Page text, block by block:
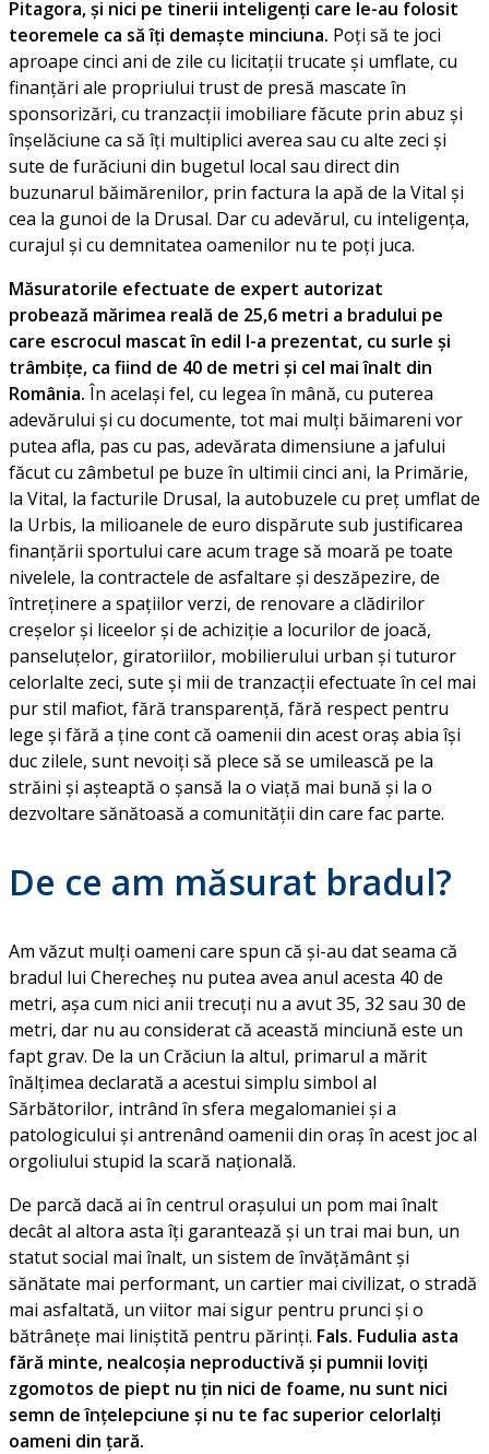
Pitagora, și nici pe tinerii inteligenți care le-au folosit
teoremele ca să îți demaște minciuna. Poți să te joci
aproape cinci ani de zile cu licitații trucate și umflate, cu
finanțări ale propriului trust de presă mascate în
sponsorizări, cu tranzacții imobiliare făcute prin abuz și
înșelăciune ca să îți multiplici averea sau cu alte zeci și
sute de furăciuni din bugetul local sau direct din
buzunarul băimărenilor, prin factura la apă de la Vital și
cea la gunoi de la Drusal. Dar cu adevărul, cu inteligența,
curajul și cu demnitatea oamenilor nu te poți juca.
Măsuratorile efectuate de expert autorizat
probează mărimea reală de 25,6 metri a bradului pe
care escrocul mascat în edil l-a prezentat, cu surle și
trâmbițe, ca fiind de 40 de metri și cel mai înalt din
România. În același fel, cu legea în mână, cu puterea
adevărului și cu documente, tot mai mulți băimareni vor
putea afla, pas cu pas, adevărata dimensiune a jafului
făcut cu zâmbetul pe buze în ultimii cinci ani, la Primărie,
la Vital, la facturile Drusal, la autobuzele cu preț umflat de
la Urbis, la milioanele de euro dispărute sub justificarea
finanțării sportului care acum trage să moară pe toate
nivelele, la contractele de asfaltare și deszăpezire, de
întreținere a spațiilor verzi, de renovare a clădirilor
creșelor și liceelor și de achiziție a locurilor de joacă,
panseluțelor, giratoriilor, mobilierului urban și tuturor
celorlalte zeci, sute și mii de tranzacții efectuate în cel mai
pur stil mafiot, fără transparență, fără respect pentru
lege și fără a ține cont că oamenii din acest oraș abia își
duc zilele, sunt nevoiți să plece să se umilească pe la
străini și așteaptă o șansă la o viață mai bună și la o
dezvoltare sănătoasă a comunității din care fac parte.
De ce am măsurat bradul?
Am văzut mulți oameni care spun că și-au dat seama că
bradul lui Cherecheș nu putea avea anul acesta 40 de
metri, așa cum nici anii trecuți nu a avut 35, 32 sau 30 de
metri, dar nu au considerat că această minciună este un
fapt grav. De la un Crăciun la altul, primarul a mărit
înălțimea declarată a acestui simplu simbol al
Sărbătorilor, intrând în sfera megalomaniei și a
patologicului și antrenând oamenii din oraș în acest joc al
orgoliului stupid la scară națională.
De parcă dacă ai în centrul orașului un pom mai înalt
decât al altora asta îți garantează și un trai mai bun, un
statut social mai înalt, un sistem de învățământ și
sănătate mai performant, un cartier mai civilizat, o stradă
mai asfaltată, un viitor mai sigur pentru prunci și o
bătrânețe mai liniștită pentru părinți. Fals. Fudulia asta
fără minte, nealcoșia neproductivă și pumnii loviți
zgomotos de piept nu țin nici de foame, nu sunt nici
semn de înțelepciune și nu te fac superior celorlalți
oameni din țară.